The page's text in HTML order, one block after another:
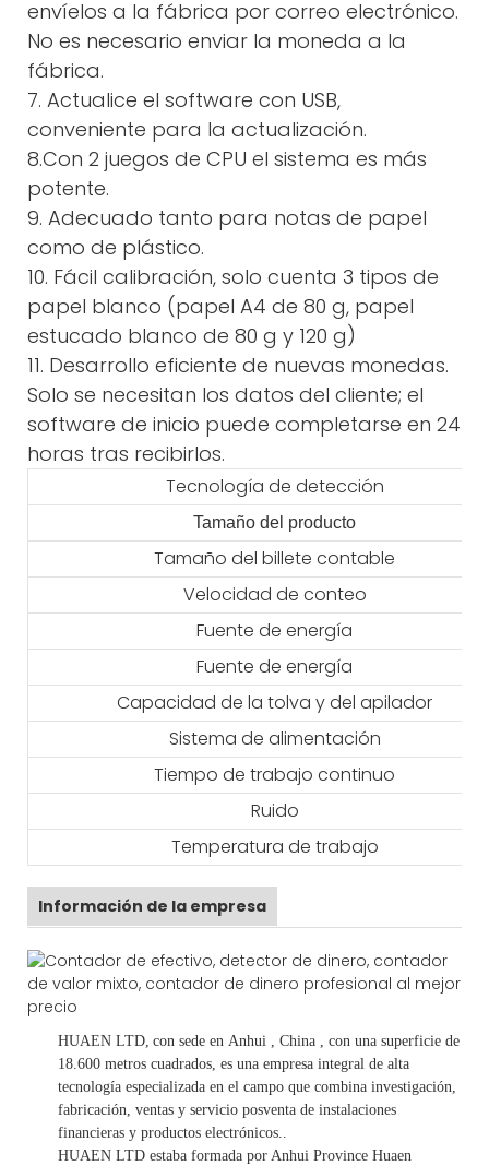
envíelos a la fábrica por correo electrónico.
No es necesario enviar la moneda a la
fábrica.
7. Actualice el software con USB,
conveniente para la actualización.
8.Con 2 juegos de CPU el sistema es más
potente.
9. Adecuado tanto para notas de papel
como de plástico.
10. Fácil calibración, solo cuenta 3 tipos de
papel blanco (papel A4 de 80 g, papel
estucado blanco de 80 g y 120 g)
11. Desarrollo eficiente de nuevas monedas.
Solo se necesitan los datos del cliente; el
software de inicio puede completarse en 24
horas tras recibirlos.
Tecnología de detección
Tamaño del producto
Tamaño del billete contable
Velocidad de conteo
Fuente de energía
Fuente de energía
Capacidad de la tolva y del apilador
Sistema de alimentación
Tiempo de trabajo continuo
Ruido
Temperatura de trabajo
Información de la empresa
HUAEN LTD, con sede en Anhui , China
, con una superficie de
18.600 metros cuadrados, es una empresa integral de alta
tecnología especializada en el campo que combina investigación,
fabricación, ventas y servicio posventa de instalaciones
financieras y productos electrónicos.
HUAEN LTD estaba formada por Anhui Province Huaen